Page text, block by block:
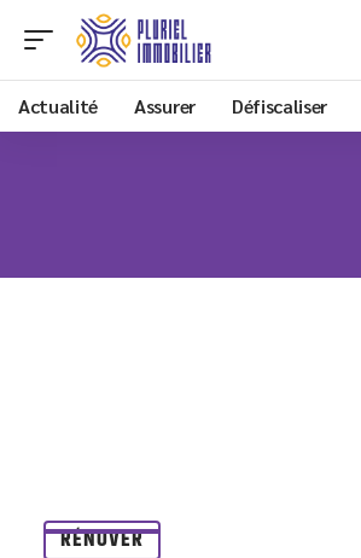
Actualité Assurer Défiscaliser
RÉNOVER